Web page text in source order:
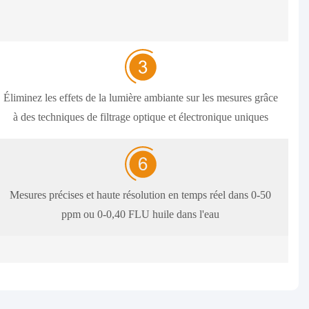
Éliminez les effets de la lumière ambiante sur les mesures grâce
à des techniques de filtrage optique et électronique uniques
Mesures précises et haute résolution en temps réel dans 0-50
ppm ou 0-0,40 FLU huile dans l'eau